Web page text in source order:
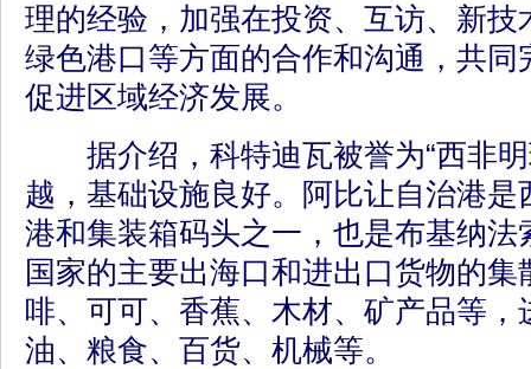
理的经验，加强在投资、互访、新技
绿色港口等方面的合作和沟通，共同
促进区域经济发展。
据介绍，科特迪瓦被誉为“西非明
越，基础设施良好。阿比让自治港
港和集装箱码头之一，也是布基纳法
国家的主要出海口和进出口货物的
啡、可可、香蕉、木材、矿产品等，
油、粮食、百货、机械等。